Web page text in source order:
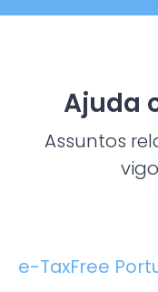
Ajuda
Assuntos
e-TaxFree